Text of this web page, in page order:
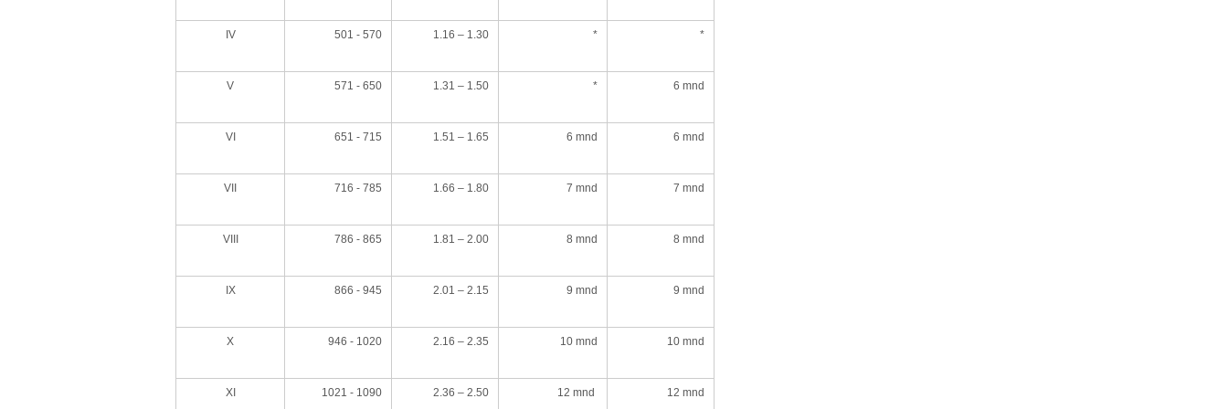
IV 501 - 570 1.16 – 1.30 * *
V 571 - 650 1.31 – 1.50 * 6 mnd
VI 651 - 715 1.51 – 1.65 6 mnd 6 mnd
VII 716 - 785 1.66 – 1.80 7 mnd 7 mnd
VIII 786 - 865 1.81 – 2.00 8 mnd 8 mnd
IX 866 - 945 2.01 – 2.15 9 mnd 9 mnd
X 946 - 1020 2.16 – 2.35 10 mnd 10 mnd
XI 1021 - 1090 2.36 – 2.50 12 mnd 12 mnd